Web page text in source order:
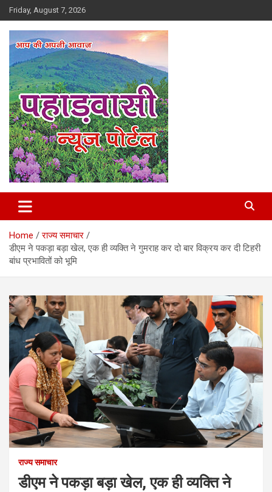
Skip
to
content
Friday, August 7, 2026
Pahadvasi
Home
राज्य समाचार
डीएम ने पकड़ा बड़ा खेल, एक ही व्यक्ति ने गुमराह कर दो बार विक्रय कर दी टिहरी
बांध प्रभावितों को भूमि
राज्य समाचार
डीएम ने पकड़ा बड़ा खेल, एक ही व्यक्ति ने